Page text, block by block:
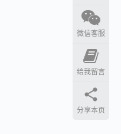
微信客服
给我留言
分享本页